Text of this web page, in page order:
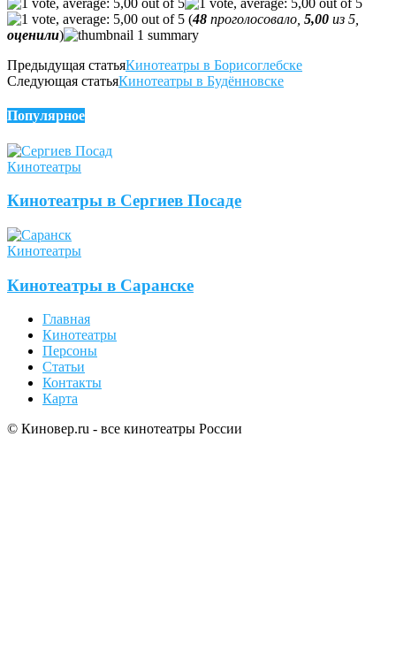
(48 проголосовало, 5,00 из 5,
оценили)
Предыдущая статьяКинотеатры в Борисоглебске
Следующая статьяКинотеатры в Будённовске
Популярное
Кинотеатры
Кинотеатры в Сергиев Посаде
Кинотеатры
Кинотеатры в Саранске
Главная
Кинотеатры
Персоны
Статьи
Контакты
Карта
© Киновер.ru - все кинотеатры России